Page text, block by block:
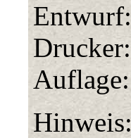
Entwurf:
Drucker:
Auflage:
Hinweis: